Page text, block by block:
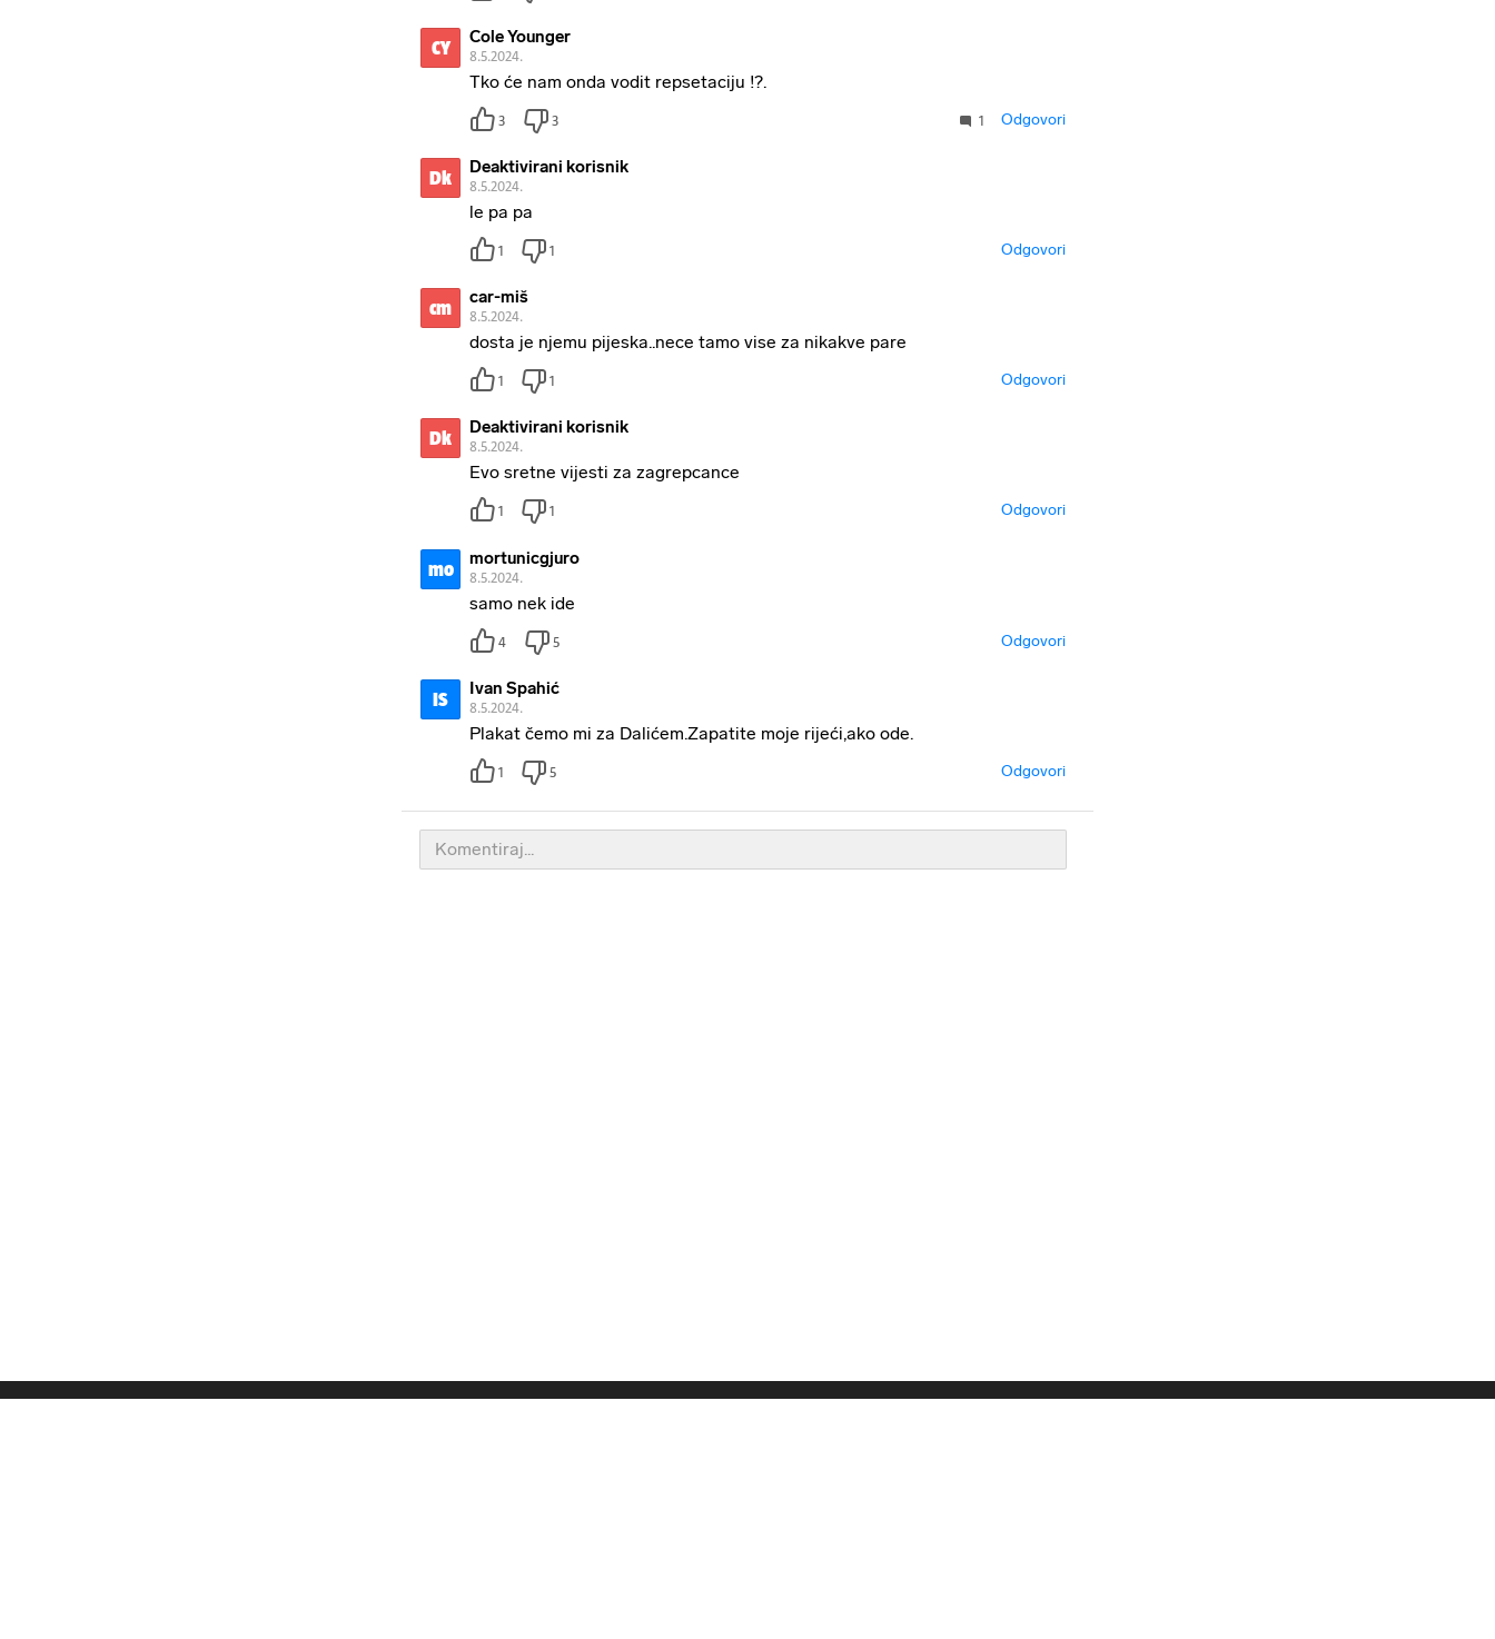
CY Cole Younger
8.5.2024.
Tko će nam onda vodit repsetaciju !?.
3 3 1 Odgovori
Dk Deaktivirani korisnik
8.5.2024.
le pa pa
1 1 Odgovori
cm car-miš
8.5.2024.
dosta je njemu pijeska..nece tamo vise za nikakve pare
1 1 Odgovori
Dk Deaktivirani korisnik
8.5.2024.
Evo sretne vijesti za zagrepcance
1 1 Odgovori
mo mortunicgjuro
8.5.2024.
samo nek ide
4 5 Odgovori
IS Ivan Spahić
8.5.2024.
Plakat čemo mi za Dalićem.Zapatite moje rijeći,ako ode.
1 5 Odgovori